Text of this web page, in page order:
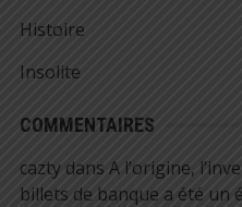
Histoire
Insolite
COMMENTAIRES
caztydans A l’origine,
billets de banque a été un